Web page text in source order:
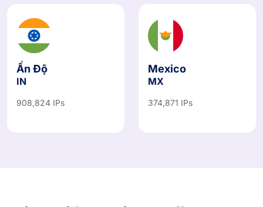
Ấn Độ
IN
908,824 IPs
Mexico
MX
374,871 IPs